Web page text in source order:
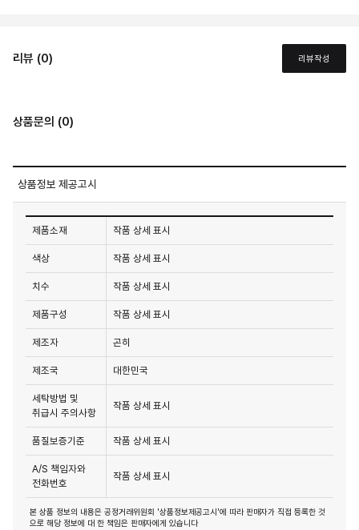
리뷰 (0) 리뷰작성
상품문의 (0)
상품정보 제공고시
제품소재 작품 상세 표시
색상 작품 상세 표시
치수 작품 상세 표시
제품구성 작품 상세 표시
제조자 곤히
제조국 대한민국
세탁방법 및
취급시 주의사항
작품 상세 표시
품질보증기준 작품 상세 표시
A/S 책임자와
전화번호
작품 상세 표시
본 상품 정보의 내용은 공정거래위원회 '상품정보제공고시'에 따라 판매자가 직접 등록한 것
으로 해당 정보에 대 한 책임은 판매자에게 있습니다